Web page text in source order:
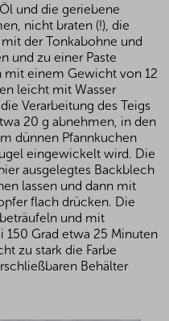
und die geriebene
nicht braten (!), die
der Tonkabohne und
und zu einer Paste
mit einem Gewicht von 12
leicht mit Wasser
Verarbeitung des Teigs
20 g abnehmen, in den
dünnen Pfannkuchen
eingewickelt wird. Die
ausgelegtes Backblech
lassen und dann mit
flach drücken. Die
und mit
150 Grad etwa 25 Minuten
zu stark die Farbe
Behälter